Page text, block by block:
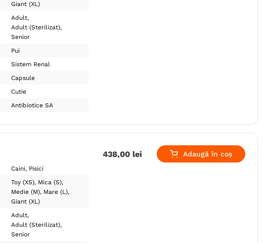
Giant (XL)
Adult
Adult (Sterilizat)
Senior
Pui
Sistem Renal
Capsule
Cutie
Antibiotice SA
Caini Pisici
Toy (XS) Mica (S)
Medie (M) Mare (L)
Giant (XL)
Adult
Adult (Sterilizat)
Senior
438,00 lei Adaugă în coș